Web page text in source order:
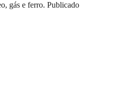
gás e ferro. Publicado